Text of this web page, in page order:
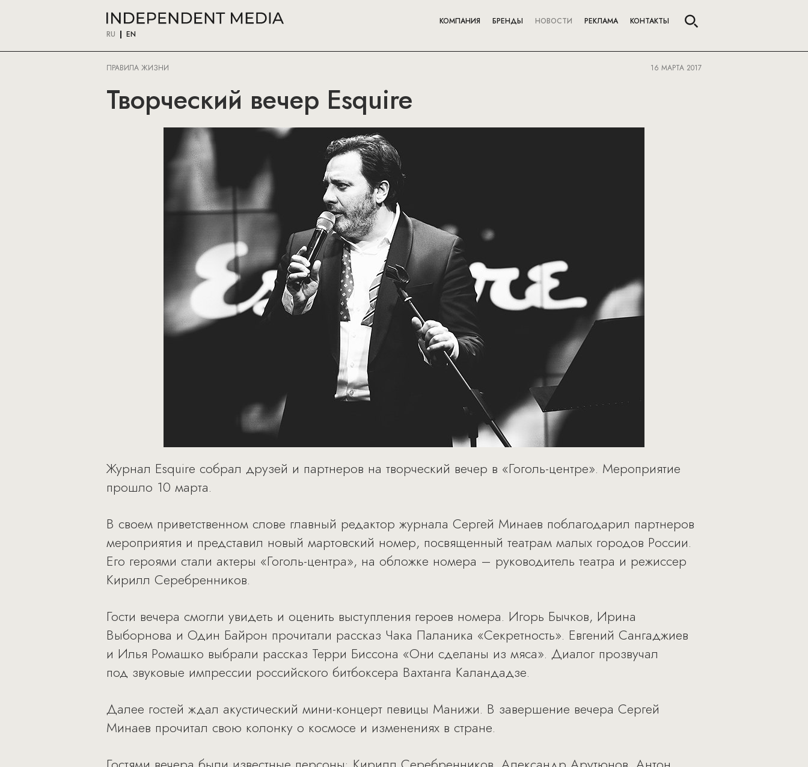
RU EN
КОМПАНИЯ БРЕНДЫ НОВОСТИ РЕКЛАМА КОНТАКТЫ
ПРАВИЛА ЖИЗНИ 16 МАРТА 2017
Творческий вечер Esquire
Журнал Esquire собрал друзей и партнеров на творческий вечер в «Гоголь-центре». Мероприятие
прошло 10 марта.
В своем приветственном слове главный редактор журнала Сергей Минаев поблагодарил партнеров
мероприятия и представил новый мартовский номер, посвященный театрам малых городов России.
Его героями стали актеры «Гоголь-центра», на обложке номера – руководитель театра и режиссер
Кирилл Серебренников.
Гости вечера смогли увидеть и оценить выступления героев номера. Игорь Бычков, Ирина
Выборнова и Один Байрон прочитали рассказ Чака Паланика «Секретность». Евгений Сангаджиев
и Илья Ромашко выбрали рассказ Терри Биссона «Они сделаны из мяса». Диалог прозвучал
под звуковые импрессии российского битбоксера Вахтанга Каландадзе.
Далее гостей ждал акустический мини-концерт певицы Манижи. В завершение вечера Сергей
Минаев прочитал свою колонку о космосе и изменениях в стране.